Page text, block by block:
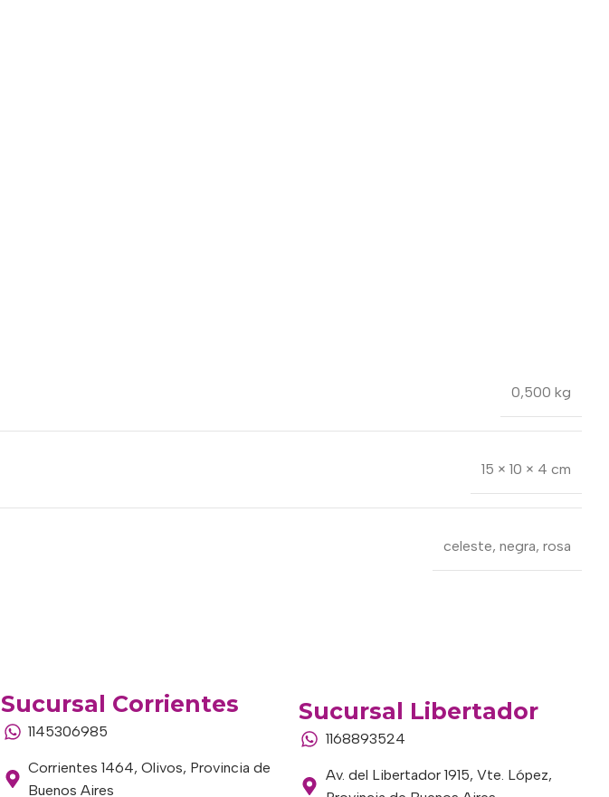
0,500 kg
15 × 10 × 4 cm
celeste, negra, rosa
Sucursal Corrientes
1145306985
Corrientes 1464, Olivos, Provincia de
Buenos Aires
Sucursal Libertador
1168893524
Av. del Libertador 1915, Vte. López,